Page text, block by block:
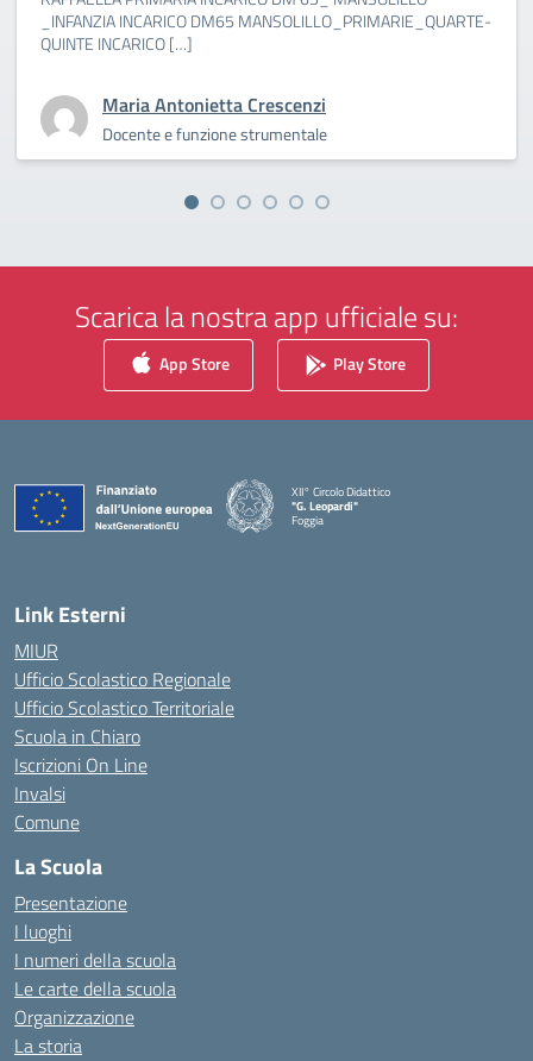
_INFANZIA INCARICO DM65 MANSOLILLO_PRIMARIE_QUARTE-
QUINTE INCARICO […]
Maria Antonietta Crescenzi
Docente e funzione strumentale
Scarica la nostra app ufficiale su:
App Store Play Store
XII° Circolo Didattico
"G. Leopardi"
Foggia
— Visita la pagina iniziale della scuola
Link Esterni
MIUR
Ufficio Scolastico Regionale
Ufficio Scolastico Territoriale
Scuola in Chiaro
Iscrizioni On Line
Invalsi
Comune
La Scuola
Presentazione
I luoghi
I numeri della scuola
Le carte della scuola
Organizzazione
La storia